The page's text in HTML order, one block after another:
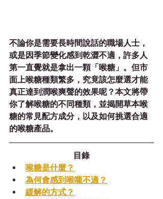
不論你是需要長時間說話的職場人士，
或是因季節變化感到乾澀不適，許多人
第一直覺就是拿出一顆「喉糖」。但市
面上喉糖種類繁多，究竟該怎麼選才能
真正達到潤喉爽聲的效果呢？本文將帶
你了解喉糖的不同種類，並揭開草本喉
糖的常見配方成分，以及如何挑選合適
的喉糖產品。
目錄
喉糖是什麼？
為何會感到喉嚨不適？
緩解的方式？